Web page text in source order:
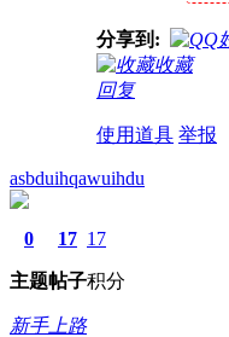
分享到:
收藏
回复
使用道具 举报
asbduihqawuihdu
0
主题
17
帖子
17
积分
新手上路